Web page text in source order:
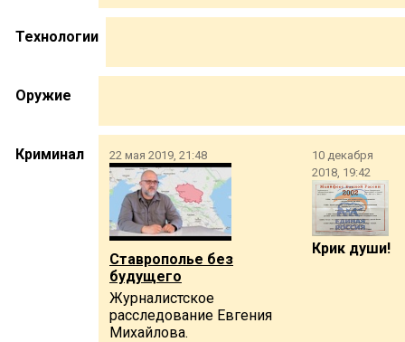
Технологии
Оружие
Криминал 22 мая 2019, 21:48
Ставрополье без
будущего
Журналистское
расследование Евгения
Михайлова.
10 декабря
2018, 19:42
Крик души!